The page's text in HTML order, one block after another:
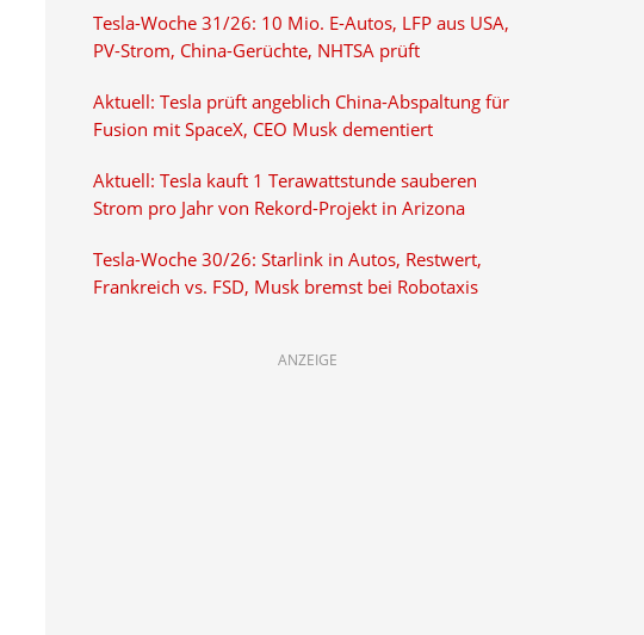
Tesla-Woche 31/26: 10 Mio. E-Autos, LFP aus USA,
PV-Strom, China-Gerüchte, NHTSA prüft
Aktuell: Tesla prüft angeblich China-Abspaltung für
Fusion mit SpaceX, CEO Musk dementiert
Aktuell: Tesla kauft 1 Terawattstunde sauberen
Strom pro Jahr von Rekord-Projekt in Arizona
Tesla-Woche 30/26: Starlink in Autos, Restwert,
Frankreich vs. FSD, Musk bremst bei Robotaxis
ANZEIGE